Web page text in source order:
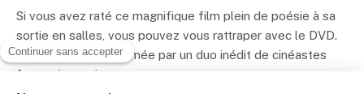
Si vous avez raté ce magnifique film plein de poésie à sa
sortie en salles, vous pouvez vous rattraper avec le DVD.
Une belle histoire filmée par un duo inédit de cinéastes
franco-japonais....